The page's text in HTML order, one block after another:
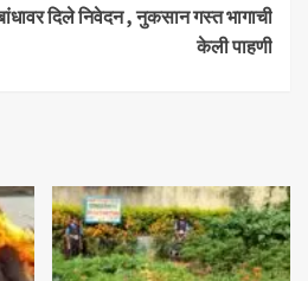
दिले निवेदन , नुकसान गस्त भागाची
केली पाहणी